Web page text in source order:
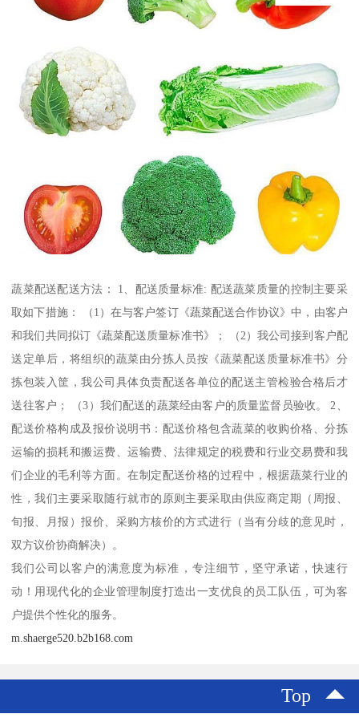
蔬菜配送配送方法： 1、配送质量标准: 配送蔬菜质量的控制主要采
取如下措施： （1）在与客户签订《蔬菜配送合作协议》中，由客户
和我们共同拟订《蔬菜配送质量标准书》； （2）我公司接到客户配
送定单后，将组织的蔬菜由分拣人员按《蔬菜配送质量标准书》分
拣包装入筐，我公司具体负责配送各单位的配送主管检验合格后才
送往客户； （3）我们配送的蔬菜经由客户的质量监督员验收。 2、
配送价格构成及报价说明书：配送价格包含蔬菜的收购价格、分拣
运输的损耗和搬运费、运输费、法律规定的税费和行业交易费和我
们企业的毛利等方面。在制定配送价格的过程中，根据蔬菜行业的
性，我们主要采取随行就市的原则主要采取由供应商定期（周报、
旬报、月报）报价、采购方核价的方式进行（当有分歧的意见时，
双方议价协商解决）。
我们公司以客户的满意度为标准，专注细节，坚守承诺，快速行
动！用现代化的企业管理制度打造出一支优良的员工队伍，可为客
户提供个性化的服务。
m.shaerge520.b2b168.com
Top